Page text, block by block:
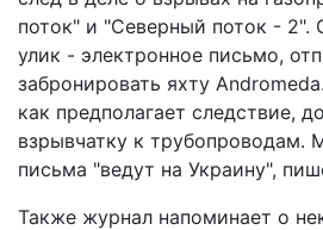
поток" и "Северный поток - 2".
улик - электронное письмо,
забронировать яхту
как предполагает следствие,
взрывчатку к трубопроводам.
письма "ведут на Украину",
Также журнал напоминает о